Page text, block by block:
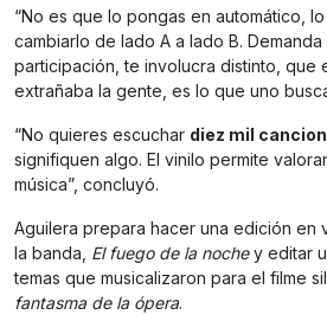
“No es que lo pongas en automático,
cambiarlo de lado A a lado B.
participación, te involucra distinto, que
extrañaba la gente, es lo que uno
“No quieres escuchar diez mil
signifiquen algo. El vinilo permite
música”, concluyó.
Aguilera prepara hacer una edición en
la banda, El fuego de la nochey editar
temas que musicalizaron para el filme
fantasma de la ópera.